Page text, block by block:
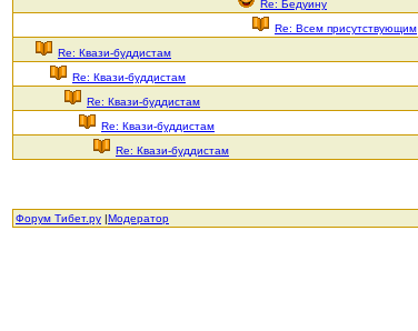
Re: Бедуину
Re: Всем присутствующим
Re: Квази-буддистам
Re: Квази-буддистам
Re: Квази-буддистам
Re: Квази-буддистам
Re: Квази-буддистам
Форум Тибет.ру |Модератор